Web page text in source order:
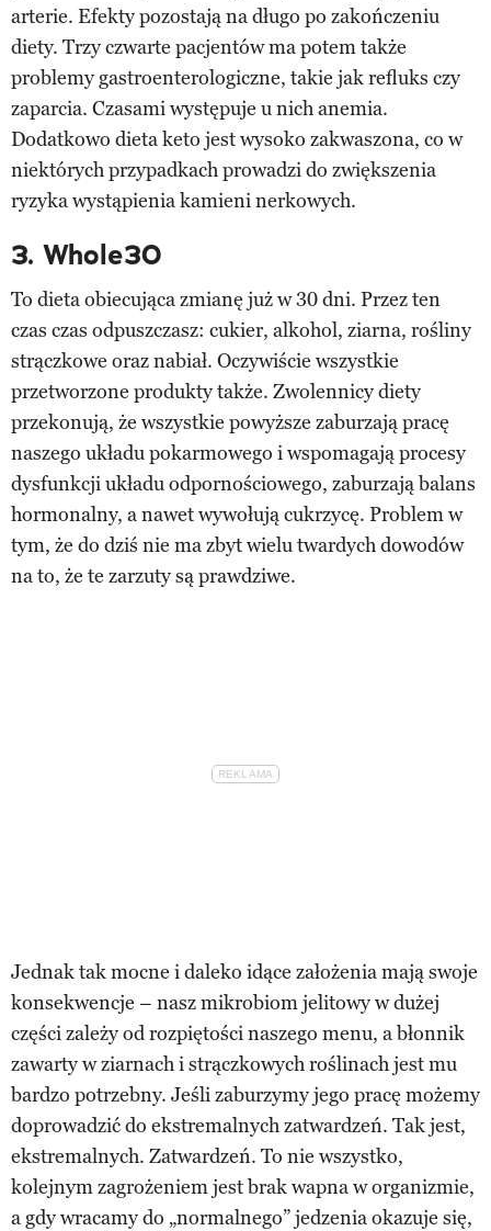
arterie. Efekty pozostają na długo po zakończeniu
diety. Trzy czwarte pacjentów ma potem także
problemy gastroenterologiczne, takie jak refluks czy
zaparcia. Czasami występuje u nich anemia.
Dodatkowo dieta keto jest wysoko zakwaszona, co w
niektórych przypadkach prowadzi do zwiększenia
ryzyka wystąpienia kamieni nerkowych.
3. Whole30
To dieta obiecująca zmianę już w 30 dni. Przez ten
czas czas odpuszczasz: cukier, alkohol, ziarna, rośliny
strączkowe oraz nabiał. Oczywiście wszystkie
przetworzone produkty także. Zwolennicy diety
przekonują, że wszystkie powyższe zaburzają pracę
naszego układu pokarmowego i wspomagają procesy
dysfunkcji układu odpornościowego, zaburzają balans
hormonalny, a nawet wywołują cukrzycę. Problem w
tym, że do dziś nie ma zbyt wielu twardych dowodów
na to, że te zarzuty są prawdziwe.
Jednak tak mocne i daleko idące założenia mają swoje
konsekwencje – nasz mikrobiom jelitowy w dużej
części zależy od rozpiętości naszego menu, a błonnik
zawarty w ziarnach i strączkowych roślinach jest mu
bardzo potrzebny. Jeśli zaburzymy jego pracę możemy
doprowadzić do ekstremalnych zatwardzeń. Tak jest,
ekstremalnych. Zatwardzeń. To nie wszystko,
kolejnym zagrożeniem jest brak wapna w organizmie,
a gdy wracamy do „normalnego” jedzenia okazuje się,